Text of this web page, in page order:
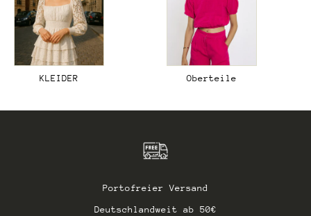
KLEIDER Oberteile
Portofreier Versand
Deutschlandweit ab 50€